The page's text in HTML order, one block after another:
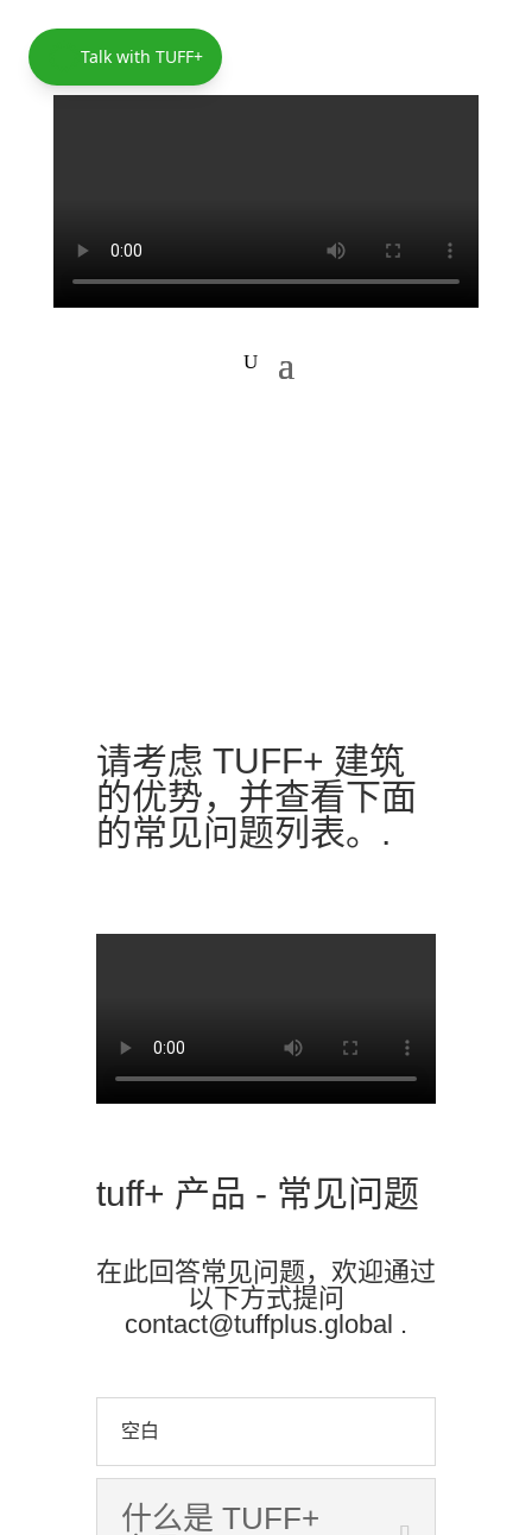
Talk with TUFF+
请考虑 TUFF+ 建筑
的优势，并查看下面
的常见问题列表。.
tuff+ 产品 - 常见问题
在此回答常见问题，欢迎通过
以下方式提问
contact@tuffplus.global .
空白
什么是 TUFF+